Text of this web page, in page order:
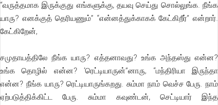
“வருத்தமாக இருக்குது எங்களுக்கு, தயவு செய்து சொல்லுங்க. நீங்க
யாரு? எனக்குத் தெரியணும்’’ “என்னத்துக்காகக் கேட்கிறீர்’’ என்றார்.
கேட்கிறேன்,
சமுதாயத்திலே நீங்க யாரு? எத்தனாவது? உங்க அந்தஸ்து என்ன?
உங்க தொழில் என்ன? ‘ரெட்டியாருன்’’னாரு, “மந்திரியா இருந்தா
என்ன? நீங்க யாரு? ரெட்டியாருங்கறது. சும்மா நாம் வெச்ச பேரு. நாம்
ஏற்படுத்திக்கிட்ட பேரு. சும்மா கவுண்டன், செட்டியார் இந்த